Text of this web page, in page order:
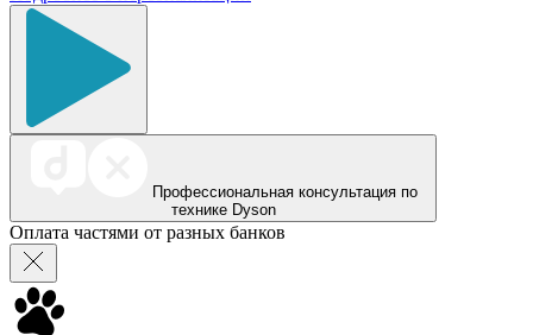
Профессиональная консультация по
технике Dyson
Оплата частями от разных банков